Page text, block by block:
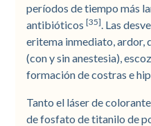
períodos de tiempo más
antibióticos[35] . Las
eritema inmediato, ardor,
(con y sin anestesia),
formación de costras e
Tanto el láser de
de fosfato de titanilo de